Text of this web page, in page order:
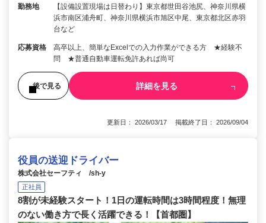
勤務地
【設備設置現場は日替わり】東京都世田谷池尻、神奈川県横
浜市南区浦舟町、神奈川県横浜市旭区中尾、東京都北区赤羽
台など
応募資格
高卒以上、簡単なExcelでの入力作業ができる方 ★経験不
問 ★普通自動車運転免許あれば尚可
後で見る 詳細を見る
更新日： 2026/03/17 掲載終了日： 2026/09/04
役員の送迎ドライバー
株式会社セーフティ /sh-y
正社員
8割が未経験スタート！1日の運転時間は3時間程度！無理
のない働き方で長く活躍できる！【首都圏】